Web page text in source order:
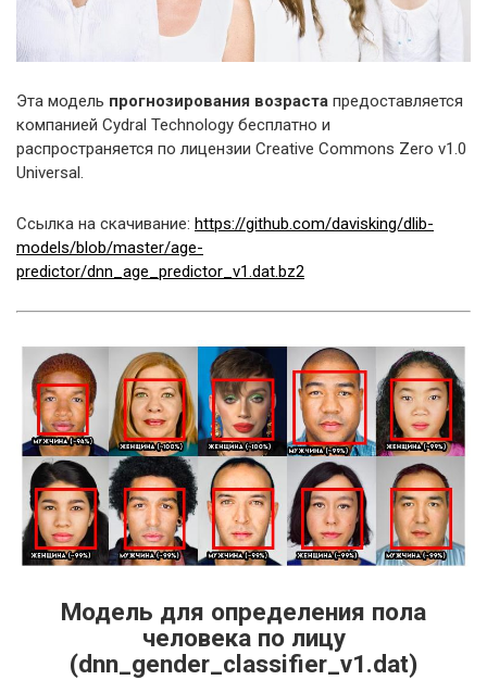
Эта модель прогнозирования возраста предоставляется
компанией Cydral Technology бесплатно и
распространяется по лицензии Creative Commons Zero v1.0
Universal.
Ссылка на скачивание: https://github.com/davisking/dlib-
models/blob/master/age-
predictor/dnn_age_predictor_v1.dat.bz2
Модель для определения пола
человека по лицу
(dnn_gender_classifier_v1.dat)